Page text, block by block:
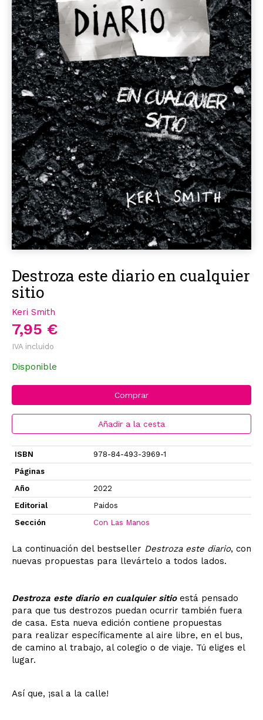
Destroza este diario en cualquier
sitio
Keri Smith
7,95 €
IVA incluido
Disponible
Comprar
Añadir a la cesta
ISBN
978-84-493-3969-1
Páginas
Año
2022
Editorial
Paidos
Sección
Con Las Manos
La continuación del bestseller Destroza este diario, con
nuevas propuestas para llevártelo a todos lados.
Destroza este diario en cualquier sitio está pensado
para que tus destrozos puedan ocurrir también fuera
de casa. Esta nueva edición contiene propuestas
para realizar específicamente al aire libre, en el bus,
de camino al trabajo, al colegio o de viaje. Tú eliges el
lugar.
Así que, ¡sal a la calle!